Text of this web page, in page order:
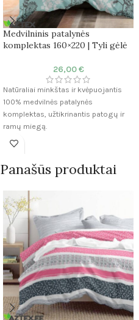
Medvilninis patalynės
komplektas 160×220 | Tyli gėlė
26,00€
Natūraliai minkštas ir kvėpuojantis
100% medvilnės patalynės
komplektas, užtikrinantis patogų ir
ramų miegą.
Medžiaga: 100% medvilnė
Gijų skaičius: 255 TC
Pagalvės užvalkalas: 50×75 cm (2
vnt.)
Paklodė: Neįtrauktas
Patogumas: Kvėpuojanti ir minkšta
tekstūra
Panašūs produktai